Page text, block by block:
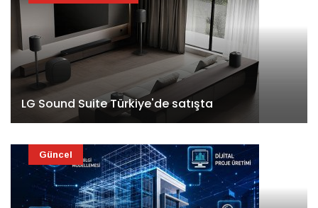
LG Sound Suite Türkiye'de satışta
Güncel